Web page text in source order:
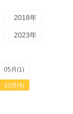
2018年
2023年
05月(1)
10月(4)